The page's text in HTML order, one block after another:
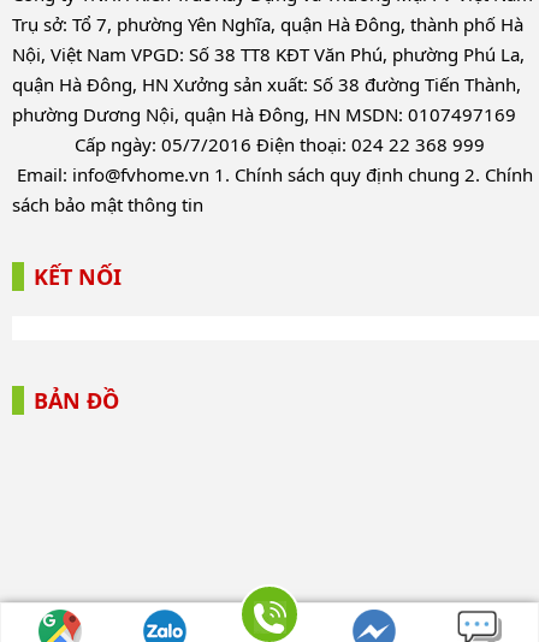
Trụ sở: Tổ 7, phường Yên Nghĩa, quận Hà Đông, thành phố Hà
Nội, Việt Nam VPGD: Số 38 TT8 KĐT Văn Phú, phường Phú La,
quận Hà Đông, HN Xưởng sản xuất: Số 38 đường Tiến Thành,
phường Dương Nội, quận Hà Đông, HN MSDN: 0107497169
Cấp ngày: 05/7/2016 Điện thoại: 024 22 368 999
Email: info@fvhome.vn 1. Chính sách quy định chung 2. Chính
sách bảo mật thông tin
KẾT NỐI
BẢN ĐỒ